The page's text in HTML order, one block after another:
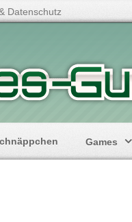
Datenschutz
Games